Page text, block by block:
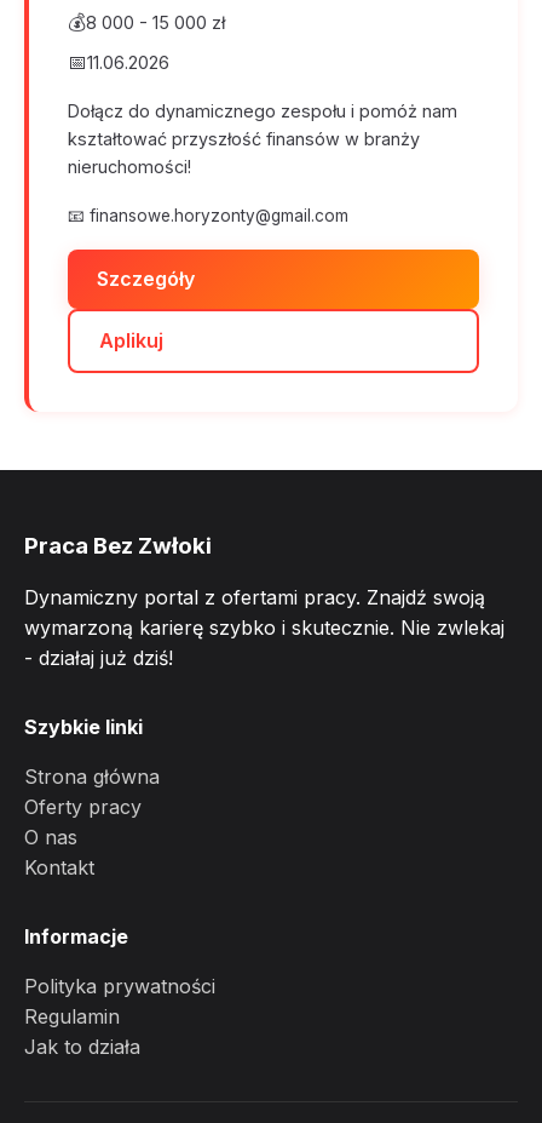
💰8 000 - 15 000 zł
📅11.06.2026
Dołącz do dynamicznego zespołu i pomóż nam
kształtować przyszłość finansów w branży
nieruchomości!
📧 finansowe.horyzonty@gmail.com
Szczegóły
Aplikuj
Praca Bez Zwłoki
Dynamiczny portal z ofertami pracy. Znajdź swoją
wymarzoną karierę szybko i skutecznie. Nie zwlekaj
- działaj już dziś!
Szybkie linki
Strona główna
Oferty pracy
O nas
Kontakt
Informacje
Polityka prywatności
Regulamin
Jak to działa